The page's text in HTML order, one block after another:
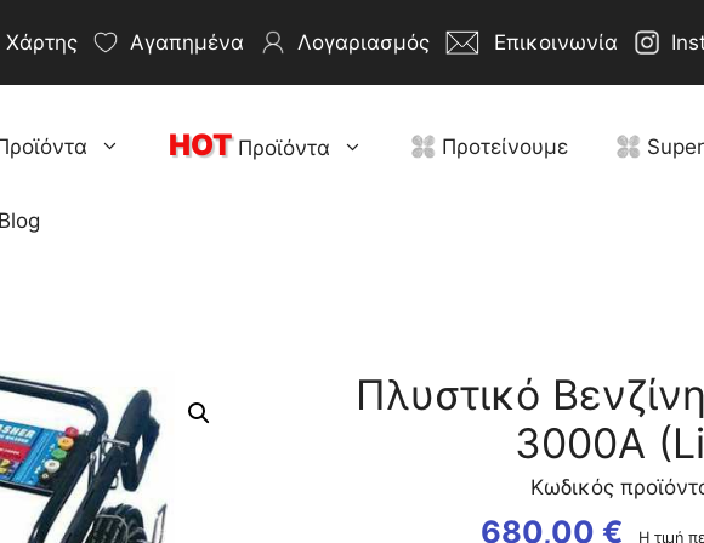
Χάρτης Αγαπημένα Λογαριασμός Επικοινωνία
HOTΠροϊόντα Προτείνουμε
Blog
Πλυστικό
3000A
Κωδικός
680,00 € Η τιμή